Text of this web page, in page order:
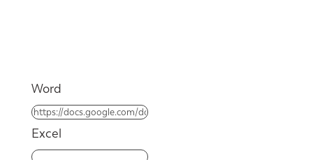
Word
Excel